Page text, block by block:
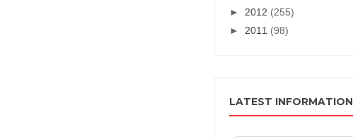
► 2012 (255)
► 2011 (98)
LATEST INFORMATION